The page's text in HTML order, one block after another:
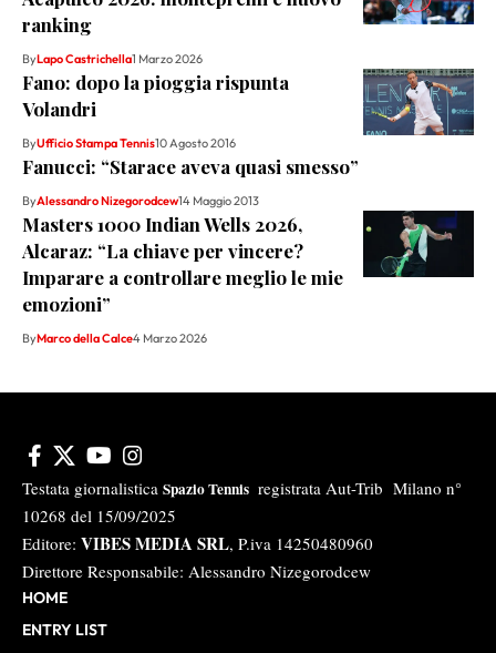
ranking
ByLapo Castrichella1 Marzo 2026
Fano: dopo la pioggia rispunta
Volandri
ByUfficio Stampa Tennis10 Agosto 2016
Fanucci: “Starace aveva quasi smesso”
ByAlessandro Nizegorodcew14 Maggio 2013
Masters 1000 Indian Wells 2026,
Alcaraz: “La chiave per vincere?
Imparare a controllare meglio le mie
emozioni”
ByMarco della Calce4 Marzo 2026
Testata giornalistica Spazio Tennis registrata Aut-Trib Milano n°
10268 del 15/09/2025
Editore: VIBES MEDIA SRL, P.iva 14250480960
Direttore Responsabile: Alessandro Nizegorodcew
HOME
ENTRY LIST